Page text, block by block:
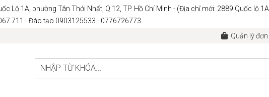
Lộ 1A, phường Tân Thới Nhất, Q.12, TP. Hồ Chí Minh - (Địa chỉ mới: 2889 Quốc lộ
711 - Đào tạo 0903125533 - 0776726773
Quản lý